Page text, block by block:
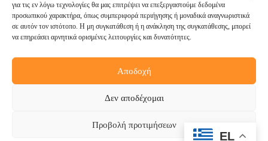
για τις εν λόγω τεχνολογίες θα μας επιτρέψει να επεξεργαστούμε δεδομένα
προσωπικού χαρακτήρα, όπως συμπεριφορά περιήγησης ή μοναδικά αναγνωριστικά
σε αυτόν τον ιστότοπο. Η μη συγκατάθεση ή η ανάκληση της συγκατάθεσης, μπορεί
να επηρεάσει αρνητικά ορισμένες λειτουργίες και δυνατότητες.
Αποδοχή
Δεν αποδέχομαι
Προβολή προτιμήσεων
EL